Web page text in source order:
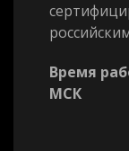
Время
МСК